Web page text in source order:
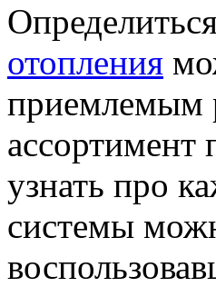
отопления
приемлемым
узнать про
системы